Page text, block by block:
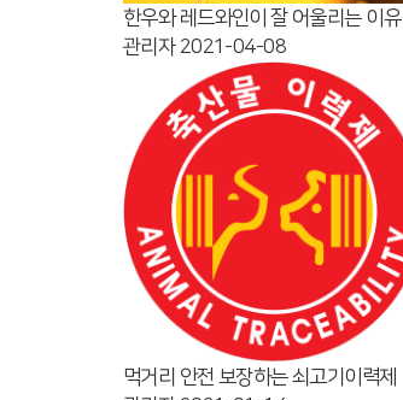
한우와 레드와인이 잘 어울리는 이유
관리자 2021-04-08
먹거리 안전 보장하는 쇠고기이력제